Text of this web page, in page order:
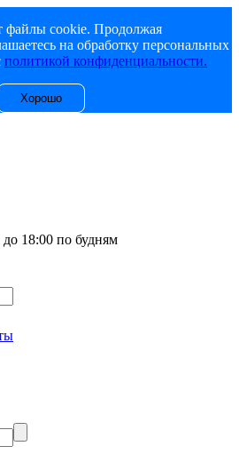
файлы cookie. Продолжая
на обработку персональных
политикой конфиденциальности.
Хорошо
до 18:00 по будням